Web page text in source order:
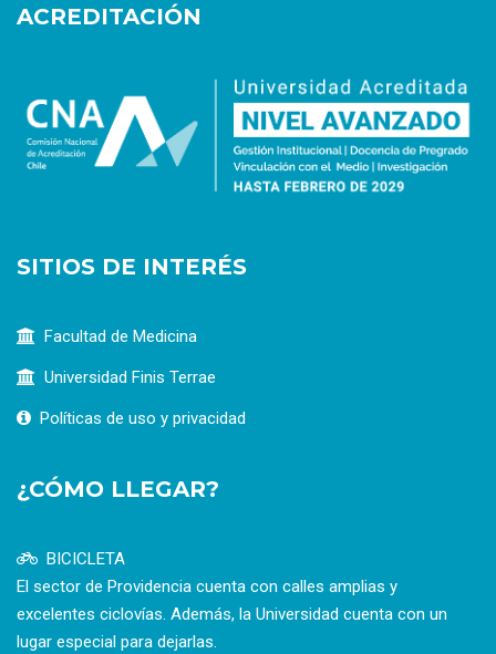
ACREDITACIÓN
SITIOS DE INTERÉS
Facultad de Medicina
Universidad Finis Terrae
Políticas de uso y privacidad
¿CÓMO LLEGAR?
BICICLETA
El sector de Providencia cuenta con calles amplias y
excelentes ciclovías. Además, la Universidad cuenta con un
lugar especial para dejarlas.